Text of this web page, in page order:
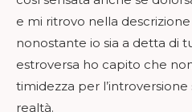
e mi ritrovo nella
nonostante io sia a detta di
estroversa ho capito che
timidezza per
realtà.